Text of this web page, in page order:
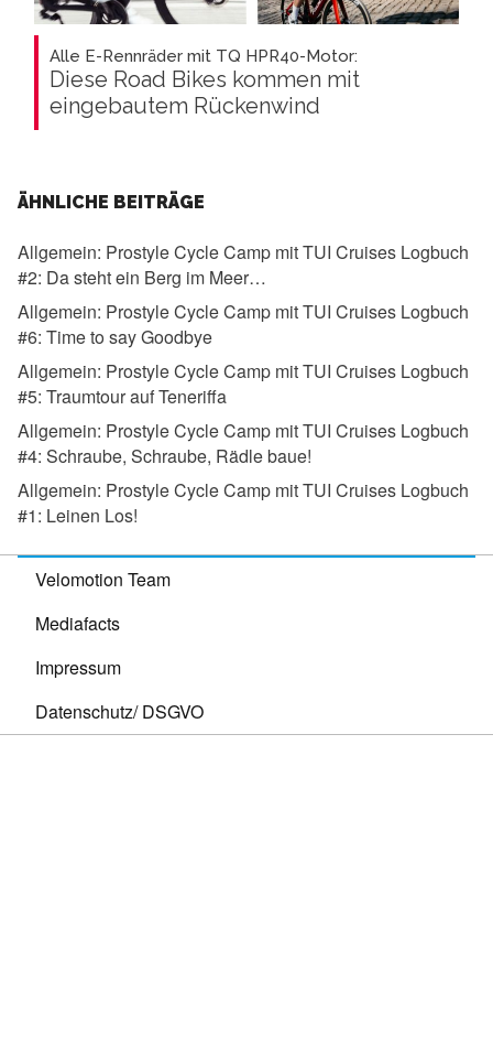
Alle E-Rennräder mit TQ HPR40-Motor:
Diese Road Bikes kommen mit
eingebautem Rückenwind
ÄHNLICHE BEITRÄGE
Allgemein: Prostyle Cycle Camp mit TUI Cruises Logbuch
#2: Da steht ein Berg im Meer…
Allgemein: Prostyle Cycle Camp mit TUI Cruises Logbuch
#6: Time to say Goodbye
Allgemein: Prostyle Cycle Camp mit TUI Cruises Logbuch
#5: Traumtour auf Teneriffa
Allgemein: Prostyle Cycle Camp mit TUI Cruises Logbuch
#4: Schraube, Schraube, Rädle baue!
Allgemein: Prostyle Cycle Camp mit TUI Cruises Logbuch
#1: Leinen Los!
Velomotion Team
Mediafacts
Impressum
Datenschutz/ DSGVO